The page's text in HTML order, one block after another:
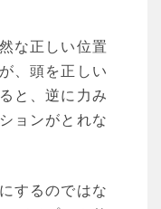
な正しい位置
、頭を正しい
と、逆に力み
ョンがとれな
するのではな